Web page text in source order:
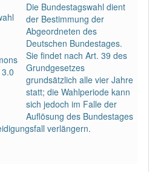
-bundestagswahl: 1
-bundestagswahlaber mit
: 0
Nutzer haben den Artikel
Die Bundestagswahl dient
der Bestimmung der
Abgeordneten des
Deutschen Bundestages.
Sie findet nach Art. 39 des
Grundgesetzes
grundsätzlich alle vier Jahre
statt; die Wahlperiode kann
sich jedoch im Falle der
Auflösung des Bundestages
verlängern.